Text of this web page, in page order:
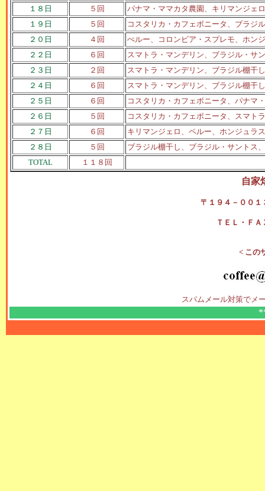
１８日
５回
パナマ・ママカタ農園、キリマンジェ
１９日
５回
コスタリカ・カフェボニータ、ブラジ
２０日
４回
ぺルー、コロンビア・スプレモ、ホン
２２日
６回
スマトラ・マンデリン、ブラジル・サ
２３日
２回
スマトラ・マンデリン、ブラジル棚干し
２４日
６回
スマトラ・マンデリン、ブラジル棚干
２５日
６回 コスタリカ・カフェボニータ、 パナマ
２６日
５回 コスタリカ・カフェボニータ、 スマト
２７日
６回
キリマンジェロ、ペルー、ホンジュラ
２８日
５回
ブラジル棚干し、ブラジル・サントス、
TOTAL
１１８回
自家
〒１９４－００１
ＴＥＬ・Ｆ
< この
スパムメール対策でメ